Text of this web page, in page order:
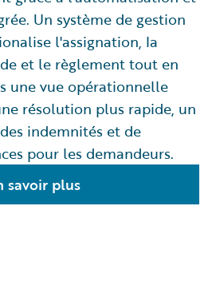
Un système de gestion
l'assignation, la
et le règlement tout en
une vue opérationnelle
résolution plus rapide, un
indemnités et de
pour les demandeurs.
savoir plus